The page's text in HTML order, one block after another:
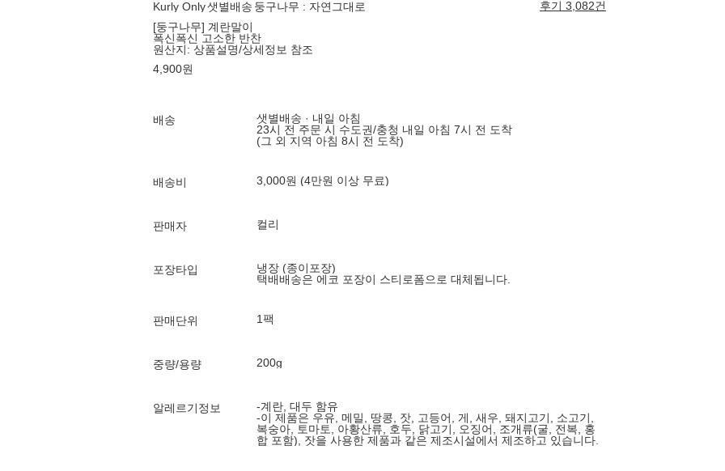
Kurly Only샛별배송 둥구나무 : 자연그대로
후기 3,082건
[둥구나무] 계란말이
폭신폭신 고소한 반찬
원산지: 상품설명/상세정보 참조
4,900원
배송
샛별배송 · 내일 아침
23시 전 주문 시 수도권/충청 내일 아침 7시 전 도착
(그 외 지역 아침 8시 전 도착)
배송비 3,000원 (4만원 이상 무료)
판매자 컬리
포장타입
냉장 (종이포장)
택배배송은 에코 포장이 스티로폼으로 대체됩니다.
판매단위 1팩
중량/용량 200g
알레르기정보
-계란, 대두 함유
-이 제품은 우유, 메밀, 땅콩, 잣, 고등어, 게, 새우, 돼지고기, 소고기,
복숭아, 토마토, 아황산류, 호두, 닭고기, 오징어, 조개류(굴, 전복, 홍
합 포함), 잣을 사용한 제품과 같은 제조시설에서 제조하고 있습니다.